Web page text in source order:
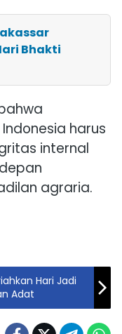
Bhakti
harus
internal
agraria.
Hari Jadi
Adat